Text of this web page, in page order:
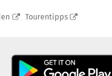
Tourentipps